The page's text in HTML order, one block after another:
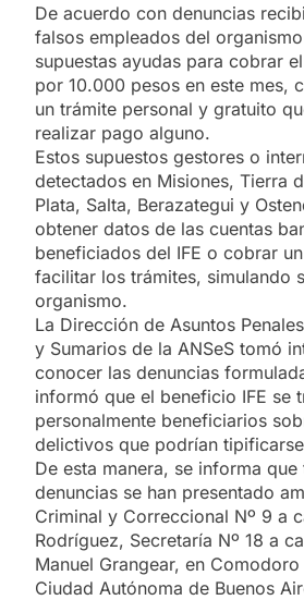
De acuerdo con denuncias
falsos empleados del
supuestas ayudas para cobrar
por 10.000 pesos en este mes,
un trámite personal y gratuito
realizar pago alguno.
Estos supuestos gestores o
detectados en Misiones, Tierra
Plata, Salta, Berazategui y
obtener datos de las cuentas
beneficiados del IFE o cobrar
facilitar los trámites, simulando
organismo.
La Dirección de Asuntos
y Sumarios de la ANSeS tomó
conocer las denuncias
informó que el beneficio IFE se
personalmente beneficiarios
delictivos que podrían
De esta manera, se informa que
denuncias se han presentado
Criminal y Correccional Nº 9 a
Rodríguez, Secretaría Nº 18 a
Manuel Grangear, en
Ciudad Autónoma de Buenos